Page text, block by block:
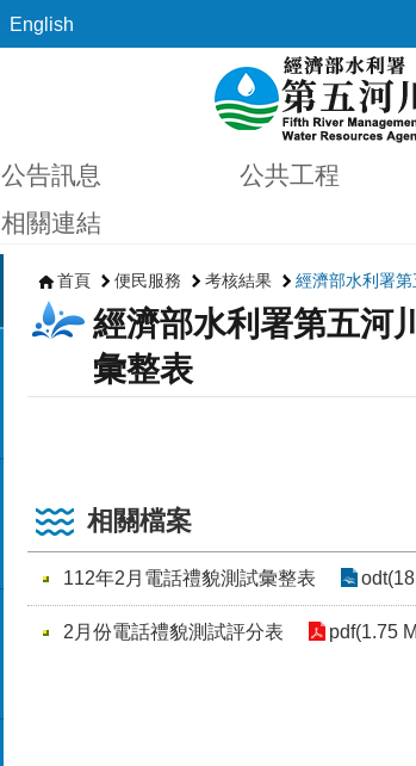
English
公告訊息 公共工程
相關連結
首頁 便民服務 考核結果 經濟部水利署
經濟部水利署第五河
彙整表
相關檔案
112年2月電話禮貌測試彙整表
2月份電話禮貌測試評分表 pdf(1.75